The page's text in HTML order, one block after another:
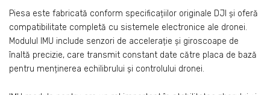
Piesa este fabricată conform specificațiilor originale DJI și oferă
compatibilitate completă cu sistemele electronice ale dronei.
Modulul IMU include senzori de accelerație și giroscoape de
înaltă precizie, care transmit constant date către placa de bază
pentru menținerea echilibrului și controlului dronei.